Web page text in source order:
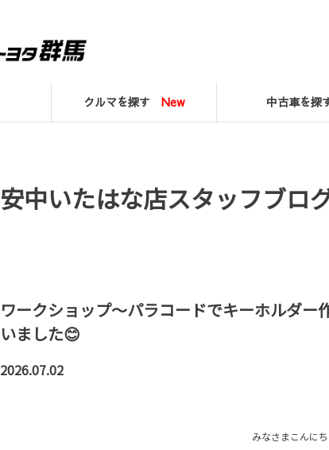
クルマを探す New 中古車を探
安中いたはな店スタッフブロ
ワークショップ～パラコードでキーホルダ
いました😊
2026.07.02
みなさまこんに